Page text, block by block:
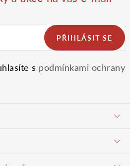
s podmínkami ochrany
PŘIHLÁSIT SE